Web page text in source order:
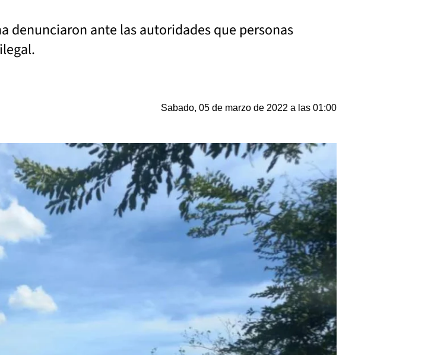
denunciaron ante las autoridades que personas
Sabado, 05 de marzo de 2022 a las 01:00